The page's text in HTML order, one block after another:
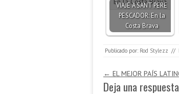
VIAJE A SANT PERE
PESCADOR: En la
Costa Brava
Publicado por: Rod Stylezz //
Navegación de entradas
← EL MEJOR PAÍS
Deja una respuesta